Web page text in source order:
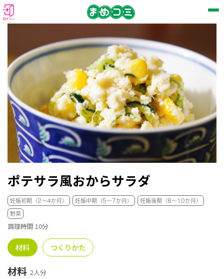
ログイン
ポテサラ風おからサラダ
妊娠初期（2～4か月） 妊娠中期（5～7か月）
妊娠後期（8～10か月）
野菜
調理時間 10分
材料 つくりかた
材料 2人分